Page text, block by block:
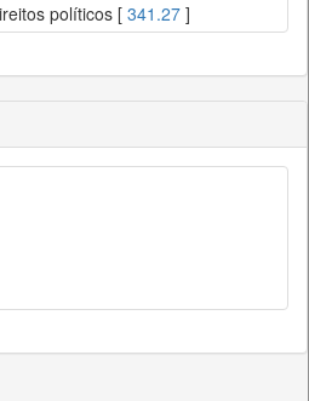
políticos [341.27 ]